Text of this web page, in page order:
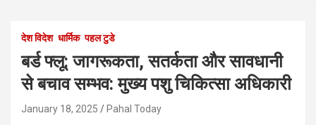
देश विदेश धार्मिक पहल टुडे
बर्ड फ्लू: जागरूकता, सतर्कता और सावधानी
से बचाव सम्भव: मुख्य पशु चिकित्सा अधिकारी
January 18, 2025 Pahal Today